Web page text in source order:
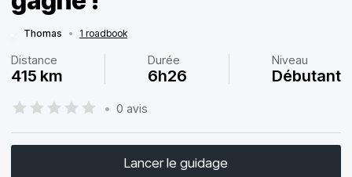
Thomas • 1 roadbook
Distance
415 km
Durée
6h26
Niveau
Débutant
• 0 avis
Lancer le guidage